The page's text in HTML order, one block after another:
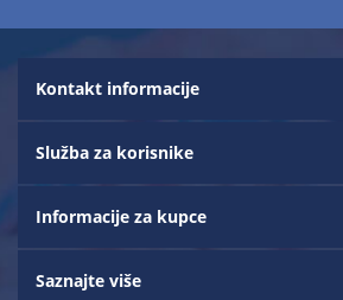
Kontakt informacije
Služba za korisnike
Informacije za kupce
Saznajte više